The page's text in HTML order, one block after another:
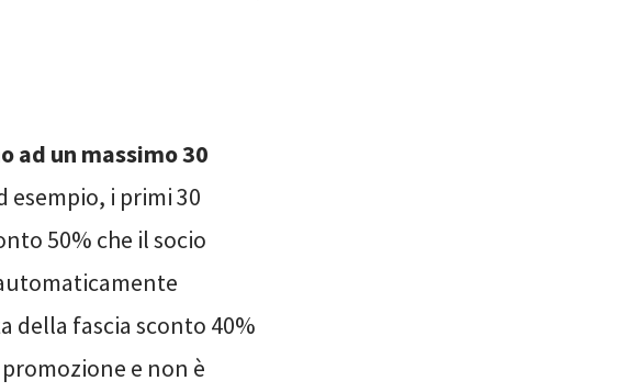
ad un massimo 30
esempio, i primi 30
50% che il socio
della fascia sconto 40%
e non è